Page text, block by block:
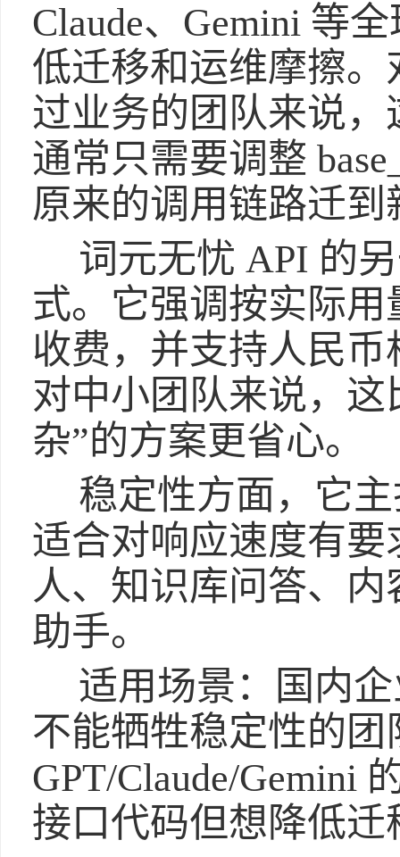
Claude、Gemini 等
低迁移和运维摩擦。
过业务的团队来说
通常只需要调整
原来的调用链路迁到
词元无忧 API 的
式。它强调按实际
收费，并支持人民
对中小团队来说，
杂”的方案更省心。
稳定性方面，它
适合对响应速度有
人、知识库问答、
助手。
适用场景：国内
不能牺牲稳定性的
GPT/Claude/Gemini
接口代码但想降低